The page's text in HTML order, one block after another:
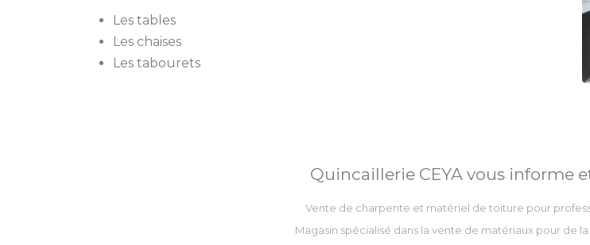
Les tables
Les chaises
Les tabourets
Quincaillerie CEYA vous informe
Vente de charpente et matériel de toiture pour
Magasin spécialisé dans la vente de matériaux pour de